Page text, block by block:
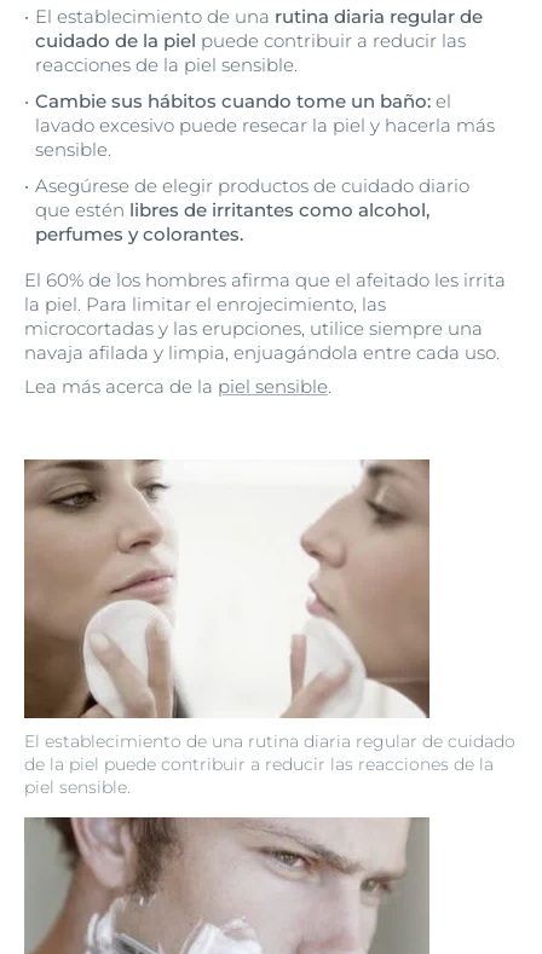
El establecimiento de una rutina diaria regular de cuidado
de la piel puede contribuir a reducir las reacciones de la
piel sensible.
El establecimiento de una rutina diaria regular de
cuidado de la piel puede contribuir a reducir las
reacciones de la piel sensible.
Cambie sus hábitos cuando tome un baño: el
lavado excesivo puede resecar la piel y hacerla más
sensible.
Asegúrese de elegir productos de cuidado diario
que estén libres de irritantes como alcohol,
perfumes y colorantes.
El 60% de los hombres afirma que el afeitado les irrita
la piel. Para limitar el enrojecimiento, las
microcortadas y las erupciones, utilice siempre una
navaja afilada y limpia, enjuagándola entre cada uso.
Lea más acerca de la piel sensible.